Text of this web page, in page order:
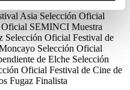
Asia Selección Oficial
Oficial SEMINCI Muestra
Selección Oficial Festival de
Selección Oficial
de Elche Selección
Oficial Festival de Cine de
Fugaz Finalista